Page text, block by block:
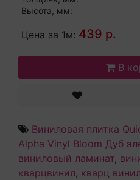
Высота, мм:
Цена за 1м: 439 р.
В
Виниловая плитка
Alpha Vinyl Bloom Дуб
виниловый ламинат,
кварцвинил, кварц винил